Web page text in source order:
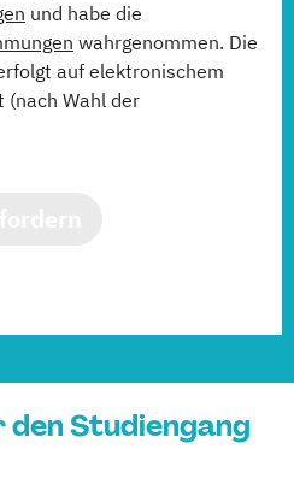
und habe die
wahrgenommen. Die
auf elektronischem
(nach Wahl der
Studiengang